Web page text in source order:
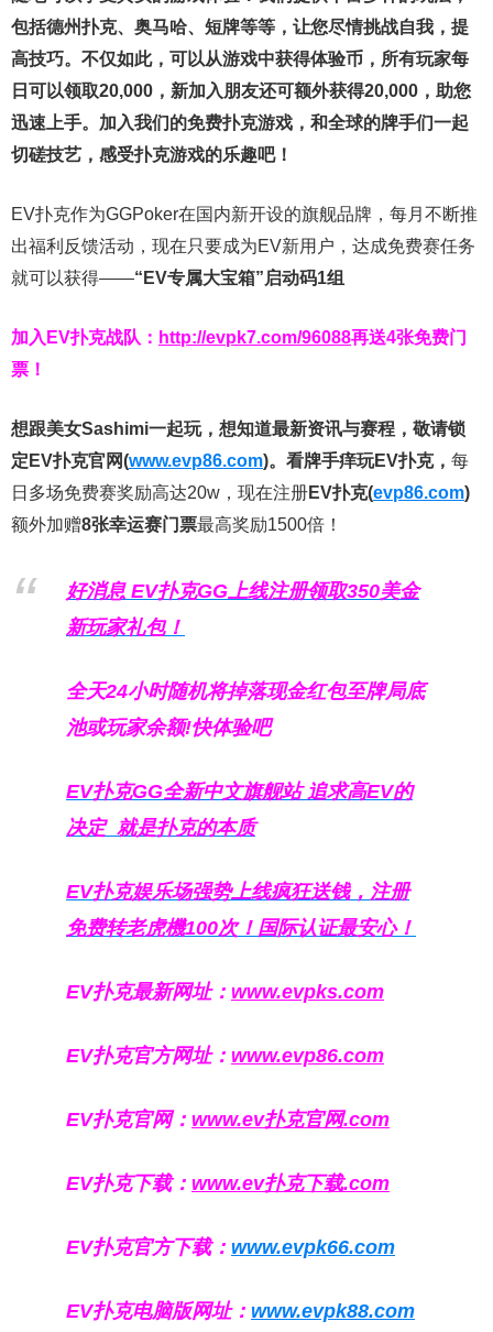
包括德州扑克、奥马哈、短牌等等，让您尽情挑战自我，提
高技巧。不仅如此， 可以从游戏中获得体验币，所有玩家每
日可以领取20,000，新加入朋友还可额外获得20,000，助您
迅速上手。 加入我们的免费扑克游戏，和全球的牌手们一起
切磋技艺，感受扑克游戏的乐趣吧！
EV扑克作为GGPoker在国内新开设的旗舰品牌，每月不断推
出福利反馈活动，现在只要成为EV新用户，达成免费赛任务
就可以获得——“EV专属大宝箱”启动码1组
加入EV扑克战队： http://evpk7.com/96088再送4张免费门
票！
想跟美女Sashimi一起玩， 想知道最新资讯与赛程， 敬请锁
定EV扑克官网(www.evp86.com)。 看牌手痒玩EV扑克， 每
日多场免费赛奖励高达20w，现在注册EV扑克(evp86.com)
额外加赠8张幸运赛门票最高奖励1500倍！
好消息 EV扑克GG上线注册领取350美金
新玩家礼包！
全天24小时随机将掉落现金红包至牌局底
池或玩家余额!快体验吧
EV扑克GG全新中文旗舰站追求高EV的
决定 就是扑克的本质
EV扑克娱乐场强势上线疯狂送钱，注册
免费转老虎機100次！国际认证最安心！
EV扑克最新网址： www.evpks.com
EV扑克官方网址： www.evp86.com
EV扑克官网： www.ev扑克官网.com
EV扑克下载： www.ev扑克下载.com
EV扑克官方下载： www.evpk66.com
EV扑克电脑版网址： www.evpk88.com